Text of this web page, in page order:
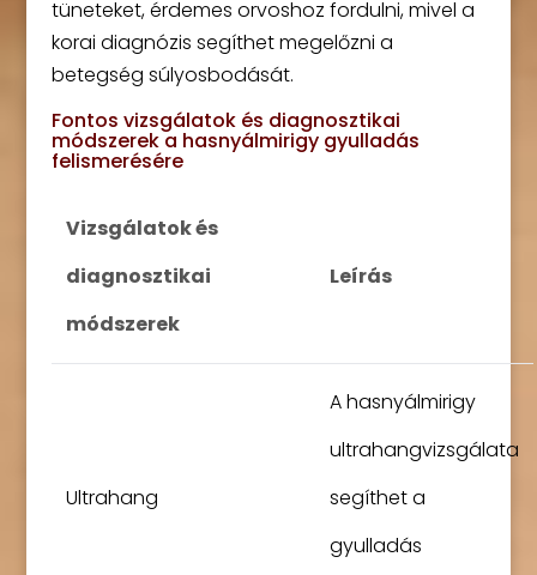
tüneteket, érdemes orvoshoz fordulni, mivel a
korai diagnózis segíthet megelőzni a
betegség súlyosbodását.
Fontos vizsgálatok és diagnosztikai
módszerek a hasnyálmirigy gyulladás
felismerésére
Vizsgálatok és
diagnosztikai
módszerek
Leírás
Ultrahang
A hasnyálmirigy
ultrahangvizsgálata
segíthet a
gyulladás